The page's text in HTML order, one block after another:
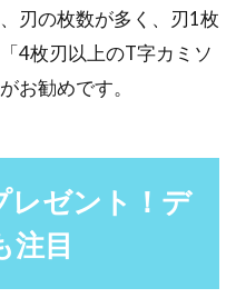
刃の枚数が多く、刃1枚
4枚刃以上のT字カミソ
お勧めです。
レゼント！デ
注目